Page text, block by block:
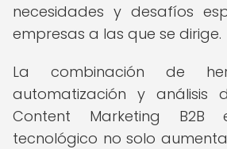
necesidades y desafíos
empresas a las que se dirige.
La combinación de
automatización y análisis
Content Marketing
tecnológico no solo